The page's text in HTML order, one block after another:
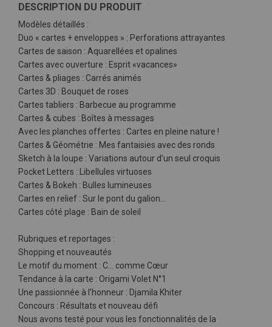
DESCRIPTION DU PRODUIT
Modèles détaillés :
Duo « cartes + enveloppes » : Perforations attrayantes
Cartes de saison : Aquarellées et opalines
Cartes avec ouverture : Esprit «vacances»
Cartes & pliages : Carrés animés
Cartes 3D : Bouquet de roses
Cartes tabliers : Barbecue au programme
Cartes & cubes : Boîtes à messages
Avec les planches offertes : Cartes en pleine nature !
Cartes & Géométrie : Mes fantaisies avec des ronds
Sketch à la loupe : Variations autour d’un seul croquis
Pocket Letters : Libellules virtuoses
Cartes & Bokeh : Bulles lumineuses
Cartes en relief : Sur le pont du galion…
Cartes côté plage : Bain de soleil
Rubriques et reportages :
Shopping et nouveautés
Le motif du moment : C… comme Cœur
Tendance à la carte : Origami Volet N°1
Une passionnée à l’honneur : Djamila Khiter
Concours : Résultats et nouveau défi
Nous avons testé pour vous les fonctionnalités de la